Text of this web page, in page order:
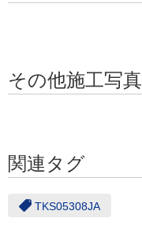
その他施工写真
関連タグ
TKS05308JA